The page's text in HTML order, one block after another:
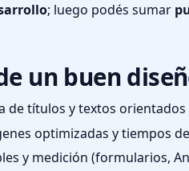
; luego podés sumar
un buen
de títulos y textos
optimizadas y tiempos
y medición (formularios,